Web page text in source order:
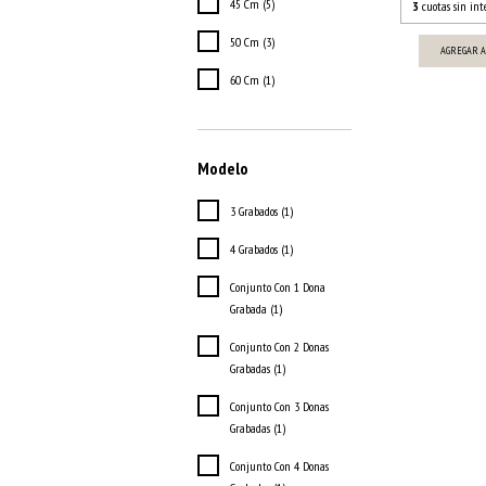
45 Cm (5)
50 Cm (3)
60 Cm (1)
Modelo
3 Grabados (1)
4 Grabados (1)
Conjunto Con 1 Dona
Grabada (1)
Conjunto Con 2 Donas
Grabadas (1)
Conjunto Con 3 Donas
Grabadas (1)
Conjunto Con 4 Donas
3 cuotas sin
AGREGAR